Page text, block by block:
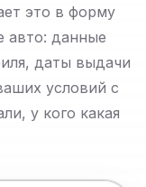
это в форму
авто: данные
даты выдачи
условий с
у кого какая